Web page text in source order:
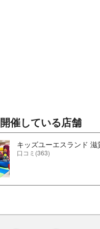
催している店舗
キッズユーエスランド
口コミ(363)